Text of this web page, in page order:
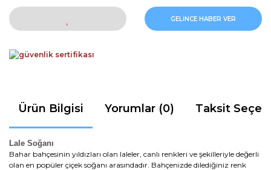
GELİNCE HABER VER
Ürün Bilgisi Yorumlar (0) Taksit
Lale Soğanı
Bahar bahçesinin yıldızları olan laleler, canlı renkleri ve şekilleriyle değerli
olan en popüler çiçek soğanı arasındadır. Bahçenizde dilediğiniz renk